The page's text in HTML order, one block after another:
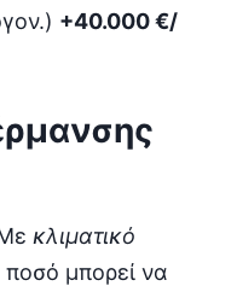
+40.000 €/
κλιματικό
μπορεί να